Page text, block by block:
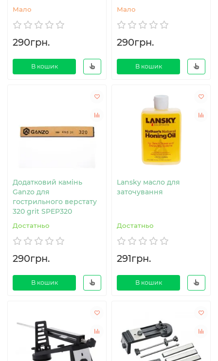
Мало
290грн.
В кошик
Мало
290грн.
В кошик
Додатковий камінь
Ganzo для
гострильного верстату
320 grit SPEP320
Достатньо
290грн.
В кошик
Lansky масло для
заточування
Достатньо
291грн.
В кошик